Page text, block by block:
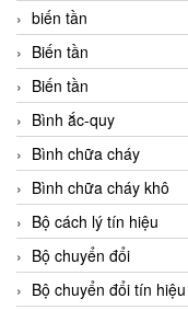
biến tần
Biến tần
Biến tần
Bình ắc-quy
Bình chữa cháy
Bình chữa cháy khô
Bộ cách lý tín hiệu
Bộ chuyển đổi
Bộ chuyển đổi tín hiệu